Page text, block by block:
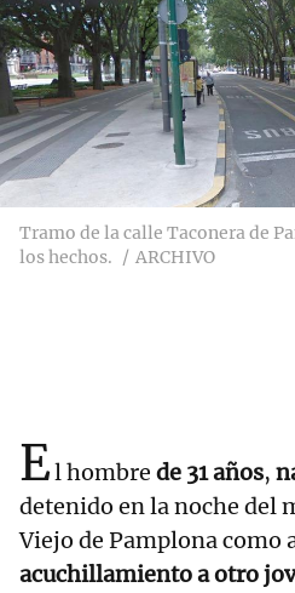
Tramo de la calle Taconera de
los hechos.
ARCHIVO
El hombre de 31 años,
detenido en la noche del
Viejo de Pamplona como
acuchillamiento a otro